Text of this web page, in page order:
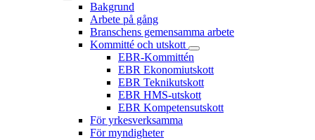
Bakgrund
Arbete på gång
Branschens gemensamma arbete
Kommitté och utskott
EBR-Kommittén
EBR Ekonomiutskott
EBR Teknikutskott
EBR HMS-utskott
EBR Kompetensutskott
För yrkesverksamma
För myndigheter